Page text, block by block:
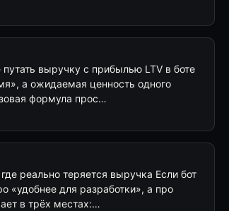
путать выручку с прибылью LTV в боте
а ожидаемая ценность одного
формула прос…
реально теряется выручка Если бот
для разработки», а про
в трёх местах:…